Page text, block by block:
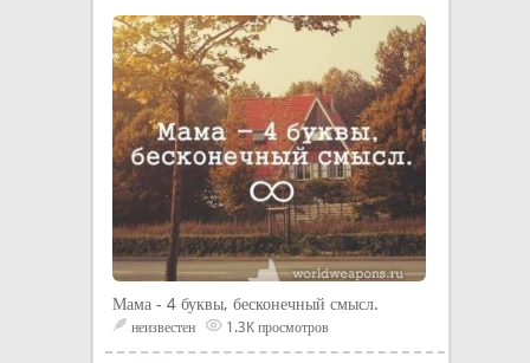
Мама - 4 буквы, бесконечный смысл.
неизвестен 1.3K просмотров